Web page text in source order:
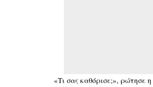
«Τι σας καθόρισε;», ρώτησε